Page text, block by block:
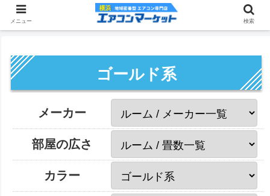
ゴールド系
メーカー
部屋の広さ
カラー
メニュー 検索